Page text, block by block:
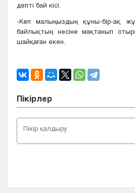
депті бай кісі.
-Көп малыңыздың құны-бір-ақ
байлықтың несіне мақтанып
шайқаған екен.
Пікірлер